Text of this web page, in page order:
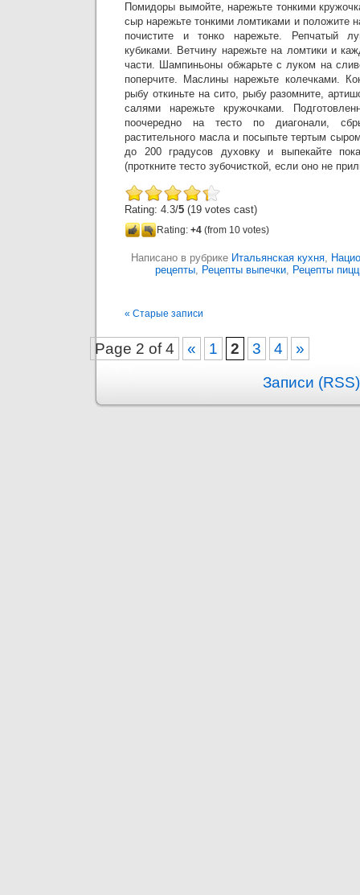
Помидоры вымойте, нарежьте тонкими
сыр нарежьте тонкими ломтиками и положите
почистите и тонко нарежьте. Репчатый
кубиками. Ветчину нарежьте на ломтики и
части. Шампиньоны обжарьте с луком на
поперчите. Маслины нарежьте колечками.
рыбу откиньте на сито, рыбу разомните,
салями нарежьте кружочками.
поочередно на тесто по диагонали,
растительного масла и посыпьте тертым
до 200 градусов духовку и выпекайте
(проткните тесто зубочисткой, если оно не
Rating: 4.3/5 (19 votes cast)
Rating: +4 (from 10 votes)
Написано в рубрике Итальянская кухня,
рецепты, Рецепты выпечки, Рецепты
« Старые записи
Page 2 of 4 « 1 2 3 4
»
Записи (RSS)